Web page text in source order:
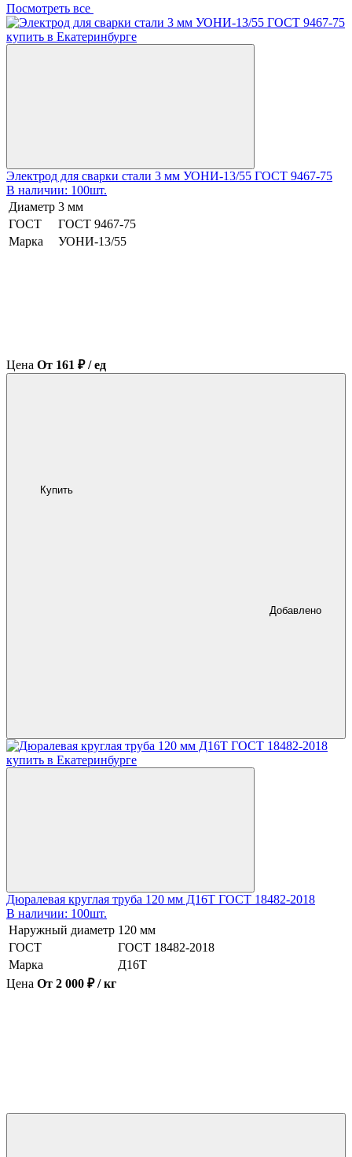
Посмотреть все
Электрод для сварки стали 3 мм УОНИ-13/55 ГОСТ 9467-75
В наличии: 100шт.
Диаметр 3 мм
ГОСТ
ГОСТ 9467-75
Марка
УОНИ-13/55
Цена От 161 ₽ / ед
Купить
Добавлено
Дюралевая круглая труба 120 мм Д16Т ГОСТ 18482-2018
В наличии: 100шт.
Наружный диаметр 120 мм
ГОСТ
ГОСТ 18482-2018
Марка
Д16Т
Цена От 2 000 ₽ / кг